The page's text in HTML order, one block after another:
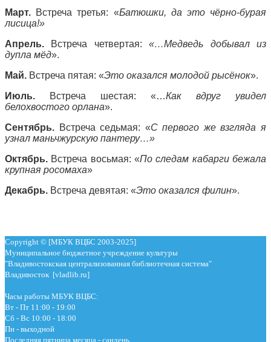
Март. Встреча третья: «Батюшки, да это чёрно-бурая
лисица!»
Апрель. Встреча четвертая:«…Медведь добывал из
дупла мёд».
Май. Встреча пятая: «Это оказался молодой рысёнок».
Июль.
Встреча шестая: «…Как вдруг увидел
белохвостого орлана».
Сентябрь. Встреча седьмая: «С первого же взгляда я
узнал маньчжурскую пантеру…»
Октябрь. Встреча восьмая: «По следам кабарги бежала
крупная росомаха»
Декабрь. Встреча девятая: «Это оказался филин».
Copyright © [МБУК ВЦБС 2003-2025]
Муниципальное бюджетное учреждение культуры
"Владивостокская централизованная библиотечная система"
Владивосток [vladlib.ru]
Часы работы МБУК ВЦБС:
Вт - Пт 11:00 - 19:00
Сб - Вс 10:00 - 18:00
Пн - выходной
Последняя пятница месяца - сандень